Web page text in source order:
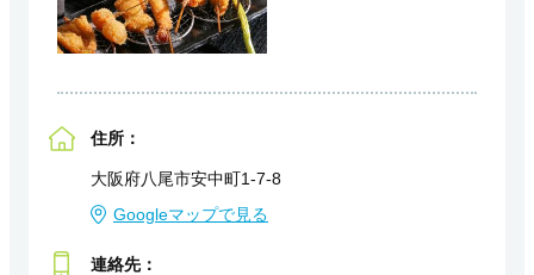
住所：
大阪府八尾市安中町1-7-8
Googleマップで見る
連絡先：